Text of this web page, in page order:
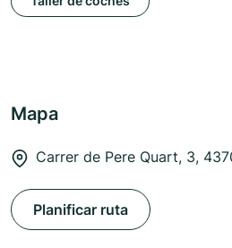
Mapa
Carrer de Pere Quart, 3,
Planificar ruta